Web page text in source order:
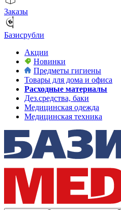
Заказы
Базисрубли
Акции
Новинки
Предметы гигиены
Товары для дома и офиса
Расходные материалы
Дез.средства, баки
Медицинская одежда
Медицинская техника